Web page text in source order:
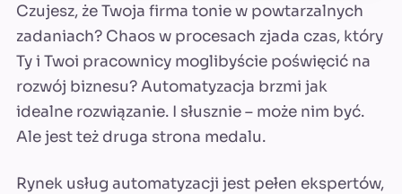
Czujesz, że Twoja firma tonie w powtarzalnych
zadaniach? Chaos w procesach zjada czas, który
Ty i Twoi pracownicy moglibyście poświęcić na
rozwój biznesu? Automatyzacja brzmi jak
idealne rozwiązanie. I słusznie – może nim być.
Ale jest też druga strona medalu.
Rynek usług automatyzacji jest pełen ekspertów,